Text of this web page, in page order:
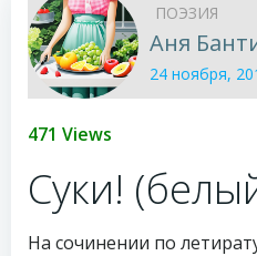
ПОЭЗИЯ
Аня
24 ноября,
471 Views
Суки!
На сочинении по